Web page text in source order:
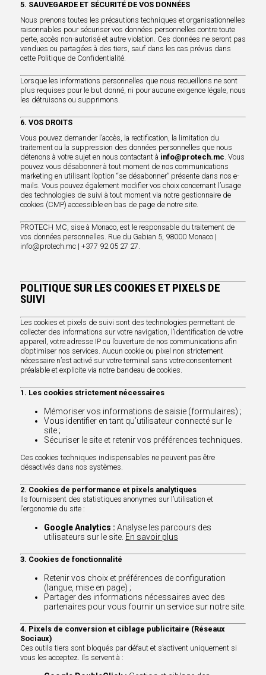
5. SAUVEGARDE ET SÉCURITÉ DE VOS DONNÉES
Nous prenons toutes les précautions techniques et organisationnelles
raisonnables pour sécuriser vos données personnelles contre toute
perte, accès non-autorisé et autre violation. Ces données ne seront pas
vendues ou partagées à des tiers, sauf dans les cas prévus dans
cette Politique de Confidentialité.
Lorsque les informations personnelles que nous recueillons ne sont
plus requises pour le but donné, ni pour aucune exigence légale, nous
les détruisons ou supprimons.
6. VOS DROITS
Vous pouvez demander l’accès, la rectification, la limitation du
traitement ou la suppression des données personnelles que nous
détenons à votre sujet en nous contactant à info@protech.mc. Vous
pouvez vous désabonner à tout moment de nos communications
marketing en utilisant l’option “se désabonner” présente dans nos e-
mails. Vous pouvez également modifier vos choix concernant l’usage
des technologies de suivi à tout moment via notre gestionnaire de
cookies (CMP) accessible en bas de page de notre site.
PROTECH MC, sise à Monaco, est le responsable du traitement de
vos données personnelles. Rue du Gabian 5, 98000 Monaco |
info@protech.mc | +377 92 05 27 27.
POLITIQUE SUR LES COOKIES ET PIXELS DE
SUIVI
Les cookies et pixels de suivi sont des technologies permettant de
collecter des informations sur votre navigation, l’identification de votre
appareil, votre adresse IP ou l’ouverture de nos communications afin
d’optimiser nos services. Aucun cookie ou pixel non strictement
nécessaire n’est activé sur votre terminal sans votre consentement
préalable et explicite via notre bandeau de cookies.
1. Les cookies strictement nécessaires
Mémoriser vos informations de saisie (formulaires) ;
Vous identifier en tant qu’utilisateur connecté sur le
site ;
Sécuriser le site et retenir vos préférences techniques.
Ces cookies techniques indispensables ne peuvent pas être
désactivés dans nos systèmes.
2. Cookies de performance et pixels analytiques
Ils fournissent des statistiques anonymes sur l’utilisation et
l’ergonomie du site :
Google Analytics : Analyse les parcours des
utilisateurs sur le site. En savoir plus
3. Cookies de fonctionnalité
Retenir vos choix et préférences de configuration
(langue, mise en page) ;
Partager des informations nécessaires avec des
partenaires pour vous fournir un service sur notre site.
4. Pixels de conversion et ciblage publicitaire (Réseaux
Sociaux)
Ces outils tiers sont bloqués par défaut et s’activent uniquement si
vous les acceptez. Ils servent à :